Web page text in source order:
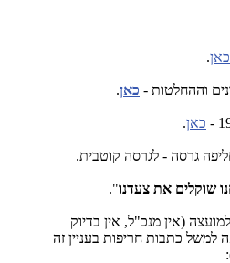
כאן.
וההחלטות - כאן.
כאן.
גרסה - לגרסה קוטבית.
שוקלים את צעדנו".
(אין מנכ"ל, אין בדיוק
למשל כתבות חריפות בעניין זה